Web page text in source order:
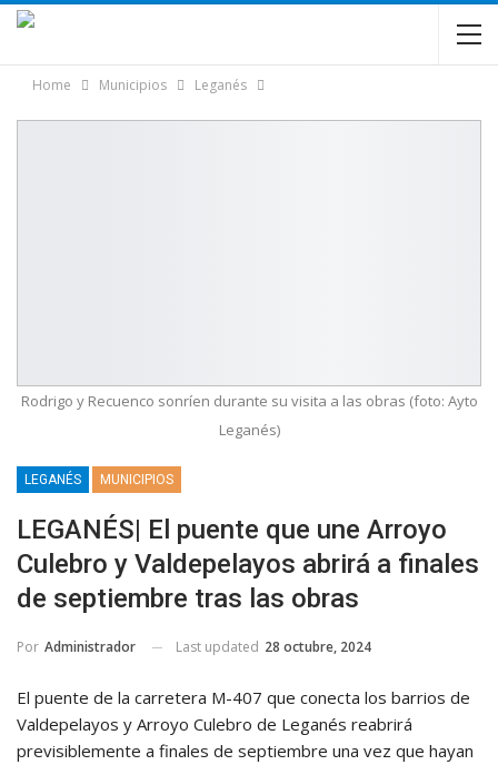
Home Municipios Leganés
Rodrigo y Recuenco sonríen durante su visita a las obras (foto: Ayto
Leganés)
LEGANÉS MUNICIPIOS
LEGANÉS| El puente que une Arroyo
Culebro y Valdepelayos abrirá a finales
de septiembre tras las obras
Por Administrador Last updated 28 octubre, 2024
El puente de la carretera M-407 que conecta los barrios de
Valdepelayos y Arroyo Culebro de Leganés reabrirá
previsiblemente a finales de septiembre una vez que hayan